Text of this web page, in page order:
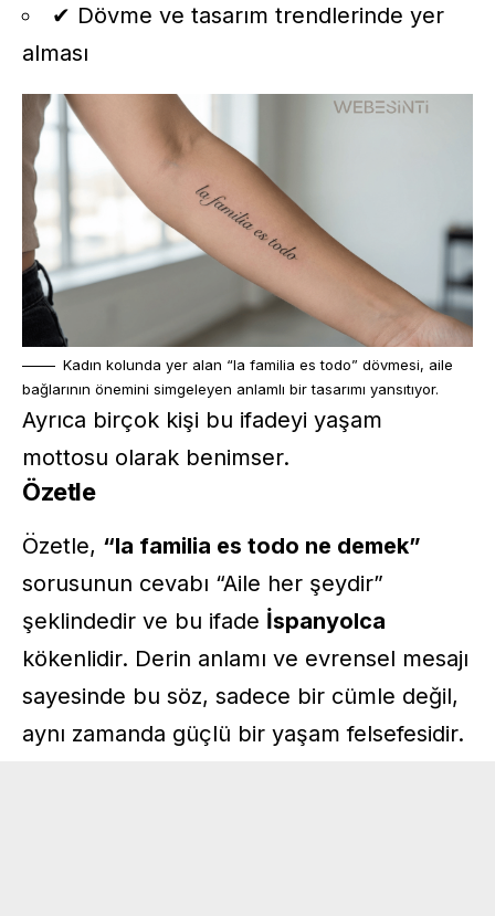
✔ Dövme ve tasarım trendlerinde yer
alması
Kadın kolunda yer alan “la familia es todo” dövmesi, aile
bağlarının önemini simgeleyen anlamlı bir tasarımı yansıtıyor.
Ayrıca birçok kişi bu ifadeyi yaşam
mottosu olarak benimser.
Özetle
Özetle, “la familia es todo ne demek”
sorusunun cevabı “Aile her şeydir”
şeklindedir ve bu ifade İspanyolca
kökenlidir. Derin anlamı ve evrensel mesajı
sayesinde bu söz, sadece bir cümle değil,
aynı zamanda güçlü bir yaşam felsefesidir.